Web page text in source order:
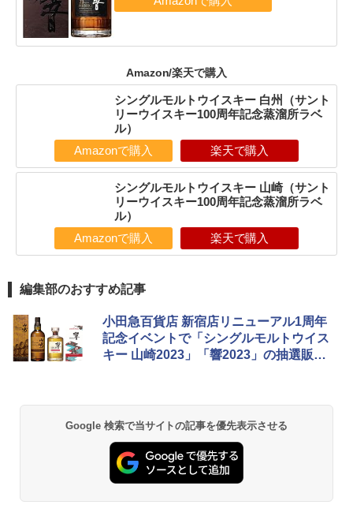
Amazon/楽天で購入
シングルモルトウイスキー 白州（サント
リーウイスキー100周年記念蒸溜所ラベ
ル）
Amazonで購入 楽天で購入
シングルモルトウイスキー 山崎（サント
リーウイスキー100周年記念蒸溜所ラベ
ル）
Amazonで購入 楽天で購入
編集部のおすすめ記事
小田急百貨店 新宿店リニューアル1周年
記念イベントで「シングルモルトウイス
キー 山崎2023」「響2023」の抽選販
Google 検索で当サイトの記事を優先表示させる